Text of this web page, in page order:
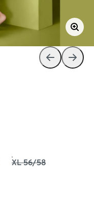
XL 56/58